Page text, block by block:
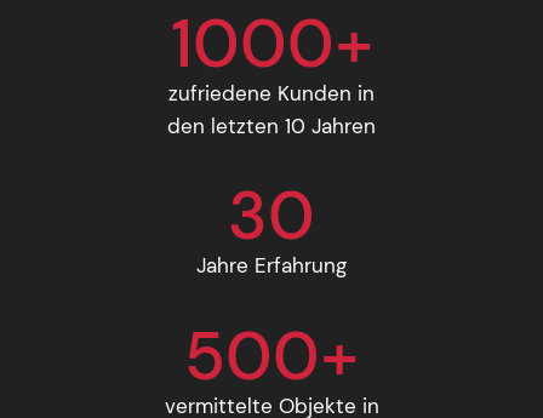
1000+
zufriedene Kunden in
den letzten 10 Jahren
30
Jahre Erfahrung
500+
vermittelte Objekte in